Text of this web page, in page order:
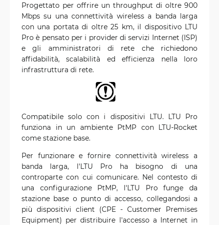
Progettato per offrire un throughput di oltre 900
Mbps su una connettività wireless a banda larga
con una portata di oltre 25 km, il dispositivo LTU
Pro è pensato per i provider di servizi Internet (ISP)
e gli amministratori di rete che richiedono
affidabilità, scalabilità ed efficienza nella loro
infrastruttura di rete.
Compatibile solo con i dispositivi LTU. LTU Pro
funziona in un ambiente PtMP con LTU-Rocket
come stazione base.
Per funzionare e fornire connettività wireless a
banda larga, l'LTU Pro ha bisogno di una
controparte con cui comunicare. Nel contesto di
una configurazione PtMP, l'LTU Pro funge da
stazione base o punto di accesso, collegandosi a
più dispositivi client (CPE - Customer Premises
Equipment) per distribuire l'accesso a Internet in